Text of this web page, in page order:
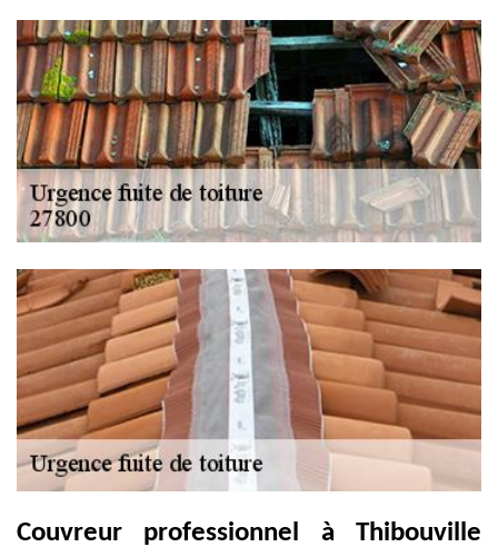
Couvreur professionnel à Thibouville